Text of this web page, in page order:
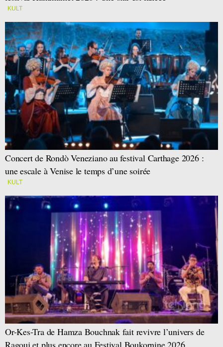
KULT
Concert de Rondò Veneziano au festival Carthage 2026 :
une escale à Venise le temps d’une soirée
KULT
Or-Kes-Tra de Hamza Bouchnak fait revivre l’univers de
Ragouj et plus encore au Festival Boukornine 2026